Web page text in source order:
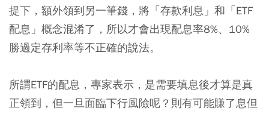
提下，額外領到另一筆錢，將「存款利息」和「ETF
配息」概念混淆了，所以才會出現配息率8%、10%
勝過定存利率等不正確的說法。
所謂ETF的配息，專家表示，是需要填息後才算是真
正領到，但一旦面臨下行風險呢？則有可能賺了息但